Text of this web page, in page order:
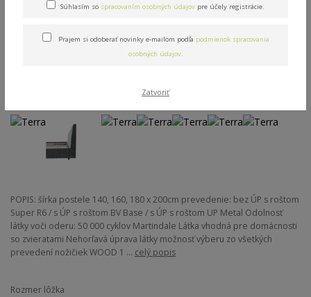
Terra
Novinka Akcia
POPIS: šírka postele 140, 160, 180 x 200cm prevedenie: bez ÚP s roštom
Super R6 / s ÚP s roštom BV Base / s ÚP s roštom UP Metal Odolnosť
látky voči oderu: 50 000 cyklov Martindale Látka vhodná pre domácnosti
so zvieratami Nehorľavá úprava látky možnosť výberu zo všetkých
prevedení nožičiek WOOD 1 ... celý popis
Rozmer lôžka
Súhlasím so spracovaním osobných údajov pre účely registrácie.
Prajem si odoberať novinky e-mailom podľa podmienok spracovania
osobných údajov.
Zatvoriť